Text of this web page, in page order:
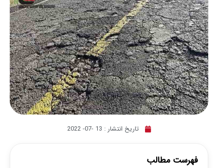
تاریخ انتشار : 13 -07- 2022
فهرست مطالب